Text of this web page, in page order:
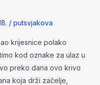
/ putsvjakova
krijesnice polako
kod oznake za ulaz u
preko dana ovo krivo
koja drži začelje,